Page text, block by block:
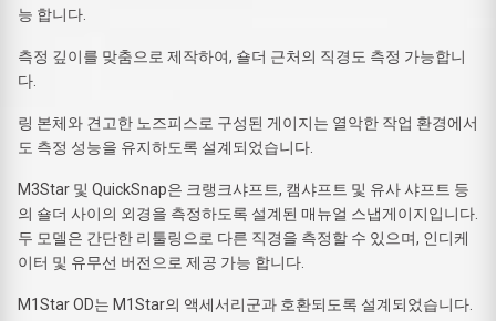
능 합니다.
측정 깊이를 맞춤으로 제작하여, 숄더 근처의 직경도 측정 가능합니
다.
링 본체와 견고한 노즈피스로 구성된 게이지는 열악한 작업 환경에서
도 측정 성능을 유지하도록 설계되었습니다.
M3Star 및 QuickSnap은 크랭크샤프트, 캠샤프트 및 유사 샤프트 등
의 숄더 사이의 외경을 측정하도록 설계된 매뉴얼 스냅게이지입니다.
두 모델은 간단한 리툴링으로 다른 직경을 측정할 수 있으며, 인디케
이터 및 유무선 버전으로 제공 가능 합니다.
M1Star OD는 M1Star의 액세서리군과 호환되도록 설계되었습니다.